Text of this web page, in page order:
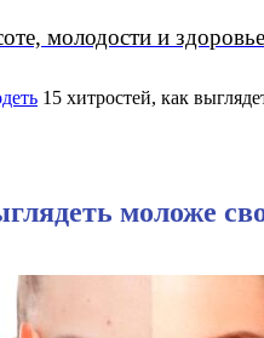
молодости и здоровье
15 хитростей, как
моложе